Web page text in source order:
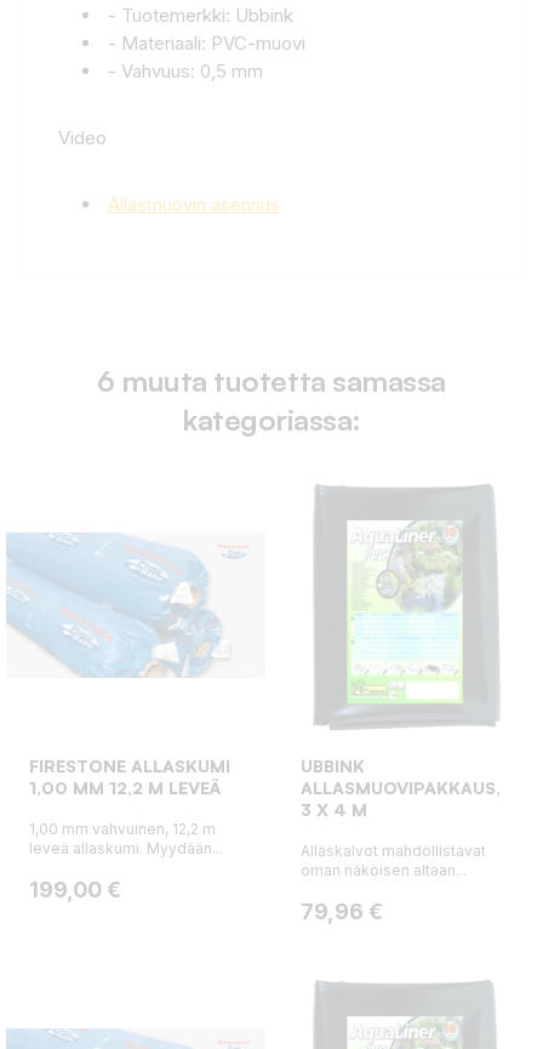
- Tuotemerkki: Ubbink
- Materiaali: PVC-muovi
- Vahvuus: 0,5 mm
Video
Allasmuovin asennus
6 muuta tuotetta samassa
kategoriassa:
FIRESTONE ALLASKUMI
1,00 MM 12,2 M LEVEÄ
1,00 mm vahvuinen, 12,2 m
leveä allaskumi. Myydään...
Hinta
199,00 €
UBBINK
ALLASMUOVIPAKKAUS,
3 X 4 M
Allaskalvot mahdollistavat
oman näköisen altaan...
Hinta
79,96 €